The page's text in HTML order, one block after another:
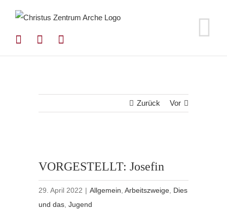
springen
Zurück Vor
VORGESTELLT: Josefin
29. April 2022 | Allgemein ,Arbeitszweige Dies
und das ,Jugend